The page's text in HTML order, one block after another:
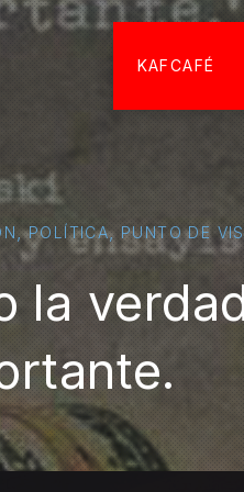
KAFCAFÉ
,POLÍTICA, PUNTO DE
la